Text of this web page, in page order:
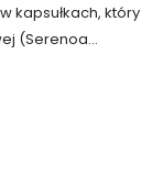
kapsułkach, który
(Serenoa
zdrowie